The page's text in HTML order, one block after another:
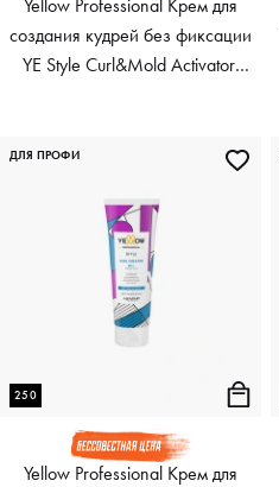
Yellow Professional Крем для
создания кудрей без фиксации
YE Style Curl&Mold Activator,
250
Yellow Professional Крем для
ДЛЯ ПРОФИ